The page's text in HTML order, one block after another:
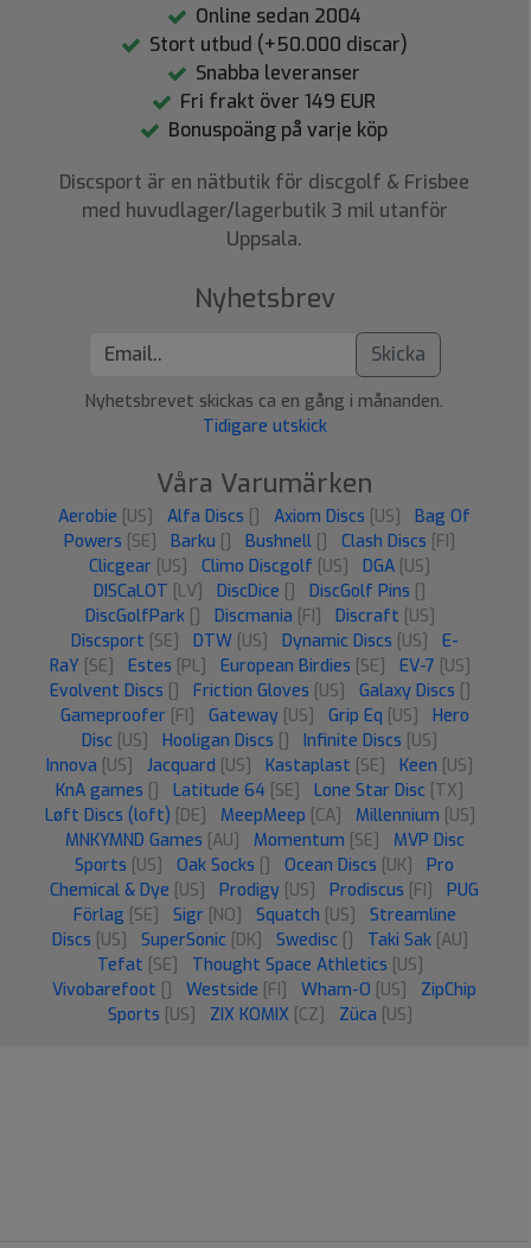
Online sedan 2004
Stort utbud (+50.000 discar)
Snabba leveranser
Fri frakt över 149 EUR
Bonuspoäng på varje köp
Discsport är en nätbutik för discgolf & Frisbee
med huvudlager/lagerbutik 3 mil utanför
Uppsala.
Nyhetsbrev
Skicka
Nyhetsbrevet skickas ca en gång i månanden.
Tidigare utskick
Våra Varumärken
Aerobie [US] Alfa Discs [] Axiom Discs [US]
Bag Of
Powers [SE] Barku [] Bushnell [] Clash Discs [FI]
Clicgear [US] Climo Discgolf [US] DGA [US]
DISCaLOT [LV] DiscDice [] DiscGolf Pins []
DiscGolfPark [] Discmania [FI] Discraft [US]
Discsport [SE] DTW [US] Dynamic Discs [US]
E-
RaY [SE] Estes [PL] European Birdies [SE] EV-7 [US]
Evolvent Discs [] Friction Gloves [US] Galaxy Discs []
Gameproofer [FI] Gateway [US] Grip Eq [US]
Hero
Disc [US] Hooligan Discs [] Infinite Discs [US]
Innova [US] Jacquard [US] Kastaplast [SE] Keen [US]
KnA games [] Latitude 64 [SE] Lone Star Disc [TX]
Løft Discs (loft) [DE] MeepMeep [CA] Millennium [US]
MNKYMND Games [AU] Momentum [SE]
MVP Disc
Sports [US] Oak Socks [] Ocean Discs [UK]
Pro
Chemical & Dye [US] Prodigy [US] Prodiscus [FI]
PUG
Förlag [SE] Sigr [NO] Squatch [US]
Streamline
Discs [US] SuperSonic [DK] Swedisc [] Taki Sak [AU]
Tefat [SE] Thought Space Athletics [US]
Vivobarefoot [] Westside [FI] Wham-O [US]
ZipChip
Sports [US] ZIX KOMIX [CZ] Züca [US]